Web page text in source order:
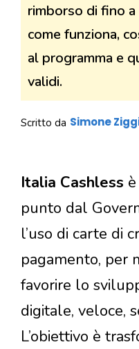
rimborso di fino
come funziona,
al programma e
validi.
Scritto da Simone
Italia Cashless
punto dal
l’uso di carte di
pagamento, per
favorire lo
digitale, veloce,
L’obiettivo è